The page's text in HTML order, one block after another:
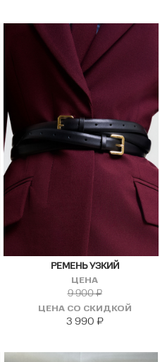
РЕМЕНЬ УЗКИЙ
ЦЕНА
9 900₽
ЦЕНА СО СКИДКОЙ
3 990 ₽